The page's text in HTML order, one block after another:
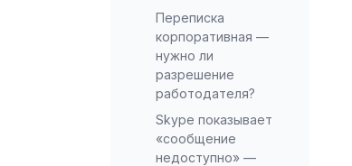
Переписка
корпоративная —
нужно ли
разрешение
работодателя?
Skype показывает
«сообщение
недоступно» —